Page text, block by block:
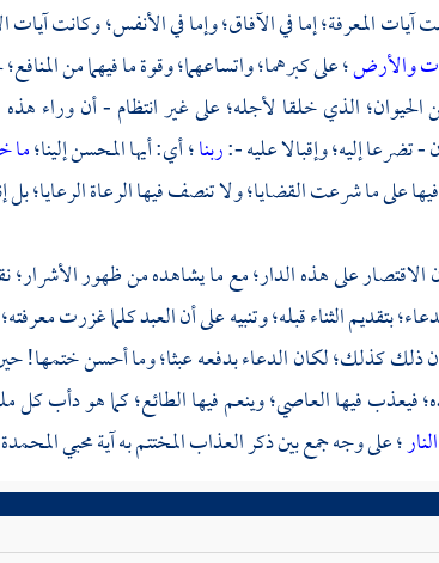
آيات المعرفة؛ إما في الآفاق؛ وإما في الأنفس؛ وكانت
والأرض؛ على كبرهما؛ واتساعهما؛ وقوة ما فيهما من
الحيوان؛ الذي خلقا لأجله؛ على غير انتظام - أن وراء
- تضرعا إليه؛ وإقبالا عليه -:ربنا؛ أي: أيها المحسن إلينا؛ما
على ما شرعت القضايا؛ ولا تنصف فيها الرعاة الرعايا؛
الاقتصار على هذه الدار؛ مع ما يشاهده من ظهور الأشرار؛
بتقديم الثناء قبله؛ وتنبيه على أن العبد كلما غزرت
ذلك كذلك؛ لكان الدعاء بدفعه عبثا؛ وما أحسن ختمها!
فيعذب فيها العاصي؛ وينعم فيها الطائع؛ كما هو دأب كل
؛ على وجه جمع بين ذكر العذاب المختتم به آية محبي